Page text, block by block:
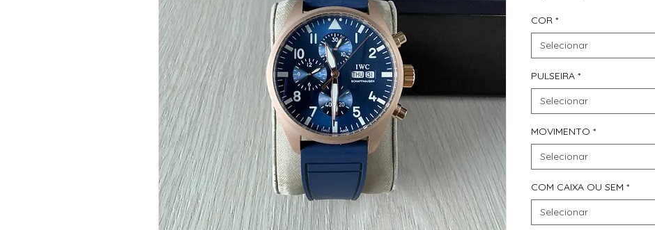
COR *
Selecionar
PULSEIRA *
Selecionar
MOVIMENTO *
Selecionar
COM CAIXA OU SEM *
Selecionar